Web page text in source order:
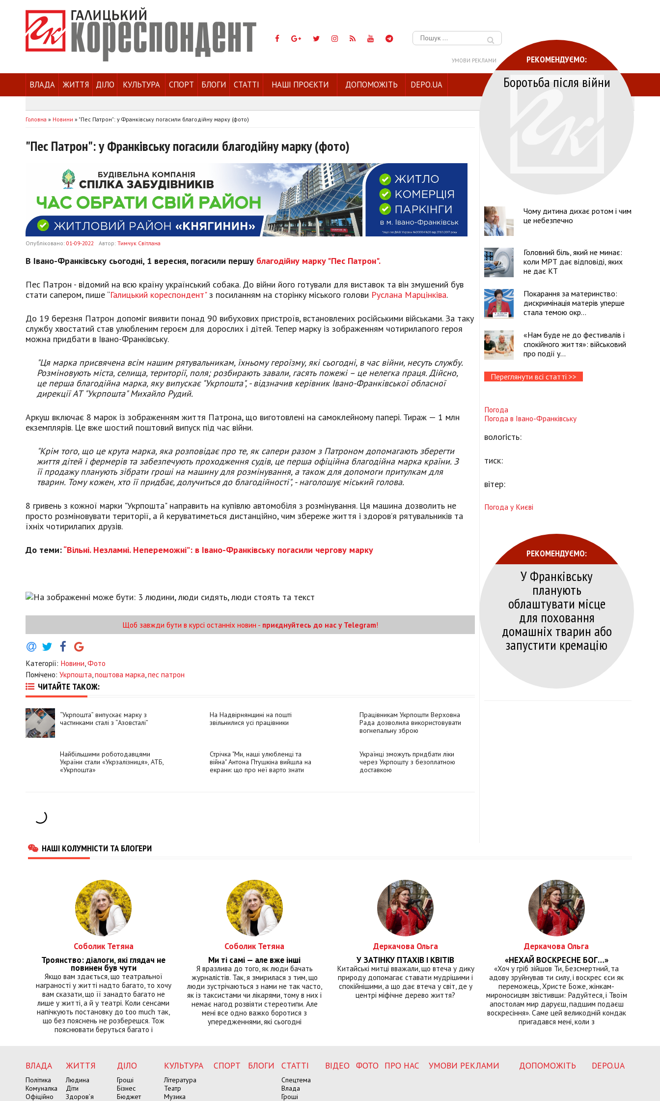
Пошук:
УМОВИ РЕКЛАМИ
ВЛАДА ЖИТТЯ ДІЛО КУЛЬТУРА СПОРТ БЛОГИ СТАТТІ НАШІ ПРОЄКТИ ДОПОМОЖІТЬ DEPO.UA
Головна » Новини » "Пес Патрон": у Франківську погасили благодійну марку (фото)
"Пес Патрон": у Франківську погасили благодійну марку (фото)
Опубліковано: 01-09-2022 Автор: Тимчук Світлана
В Івано-Франківську сьогодні, 1 вересня, погасили першу благодійну марку "Пес Патрон".
Пес Патрон - відомий на всю країну український собака. До війни його готували для виставок та він змушений був
стати сапером, пише “Галицький кореспондент"з посиланням на сторінку міського голови Руслана Марцінківа.
До 19 березня Патрон допоміг виявити понад 90 вибухових пристроїв, встановлених російськими військами. За таку
службу хвостатий став улюбленим героєм для дорослих і дітей. Тепер марку із зображенням чотирилапого героя
можна придбати в Івано-Франківську.
"Ця марка присвячена всім нашим рятувальникам, їхньому героїзму, які сьогодні, в час війни, несуть службу.
Розміновують міста, селища, території, поля; розбирають завали, гасять пожежі – це нелегка праця. Дійсно,
це перша благодійна марка, яку випускає "Укрпошта", - відзначив керівник Івано-Франківської обласної
дирекції АТ "Укрпошта" Михайло Рудий.
Аркуш включає 8 марок із зображенням життя Патрона, що виготовлені на самоклейному папері. Тираж — 1 млн
екземплярів. Це вже шостий поштовий випуск під час війни.
"Крім того, що це крута марка, яка розповідає про те, як сапери разом з Патроном допомагають зберегти
життя дітей і фермерів та забезпечують проходження судів, це перша офіційна благодійна марка країни. З
її продажу планують зібрати гроші на машину для розмінування, а також для допомоги притулкам для
тварин. Тому кожен, хто її придбає, долучиться до благодійності", - наголошує міський голова.
8 гривень з кожної марки "Укрпошта" направить на купівлю автомобіля з розмінування. Ця машина дозволить не
просто розміновувати території, а й керуватиметься дистанційно, чим збереже життя і здоров’я рятувальників та
їхніх чотирилапих друзів.
До теми:“Вільні. Незламні. Непереможні”: в Івано-Франківську погасили чергову марку
Щоб завжди бути в курсі останніх новин - приєднуйтесь до нас у Telegram!
Категорії: Новини,Фото
Помічено: Укрпошта,поштова марка,пес патрон
ЧИТАЙТЕ ТАКОЖ:
“Укрпошта” випускає марку з
частинками сталі з “Азовсталі”
На Надвірнянщині на пошті
звільнилися усі працівники
Працівникам Укрпошти Верховна
Рада дозволила використовувати
вогнепальну зброю
Найбільшими роботодавцями
України стали «Укрзалізниця», АТБ,
«Укрпошта»
Стрічка "Ми, наші улюбленці та
війна" Антона Птушкіна вийшла на
екрани: що про неї варто знати
Українці зможуть придбати ліки
через Укрпошту з безоплатною
доставкою
РЕКОМЕНДУЄМО:
Боротьба після війни
Чому дитина дихає ротом і чим
це небезпечно
Головний біль, який не минає:
коли МРТ дає відповіді, яких
не дає КТ
Покарання за материнство:
дискримінація матерів уперше
стала темою окр...
«Нам буде не до фестивалів і
спокійного життя»: військовий
про події у...
Переглянути всі статті >>
Погода
Погода в Івано-Франківську
вологість:
тиск:
вітер:
Погода у Києві
РЕКОМЕНДУЄМО:
У Франківську
планують
облаштувати місце
для поховання
домашніх тварин або
запустити кремацію
НАШІ КОЛУМНІСТИ ТА БЛОГЕРИ
Соболик Тетяна
Троянство: діалоги, які глядач не
повинен був чути
Якщо вам здається, що театральної
награності у житті надто багато, то хочу
вам сказати, що її занадто багато не
лише у житті, а й у театрі. Коли сенсами
напічкують постановку до too much так,
що без пояснень не розберешся. Тож
пояснювати беруться багато і
Соболик Тетяна
Ми ті самі — але вже інші
Я вразлива до того, як люди бачать
журналістів. Так, я змирилася з тим, що
люди зустрічаються з нами не так часто,
як із таксистами чи лікарями, тому в них і
немає нагод розвіяти стереотипи. Але
мені все одно важко боротися з
упередженнями, які сьогодні
Деркачова Ольга
У ЗАТІНКУ ПТАХІВ І КВІТІВ
Китайські митці вважали, що втеча у дику
природу допомагає ставати мудрішими і
спокійнішими, а що дає втеча у світ, де у
центрі міфічне дерево життя?
Деркачова Ольга
«НЕХАЙ ВОСКРЕСНЕ БОГ…»
«Хоч у гріб зійшов Ти, Безсмертний, та
адову зруйнував ти силу, і воскрес єси як
переможець, Христе Боже, жінкам-
мироносицям звістивши: Радуйтеся, і Твоїм
апостолам мир даруєш, падшим подаєш
воскресіння». Саме цей великодній кондак
пригадався мені, коли з
ВЛАДА
Політика
Комуналка
Офіційно
ЖИТТЯ
Людина
Діти
Здоров’я
ДІЛО
Гроші
Бізнес
Бюджет
КУЛЬТУРА
Література
Театр
Музика
СПОРТ БЛОГИ СТАТТІ
Спецтема
Влада
Гроші
ВІДЕО ФОТО ПРО НАС УМОВИ РЕКЛАМИ ДОПОМОЖІТЬ DEPO.UA